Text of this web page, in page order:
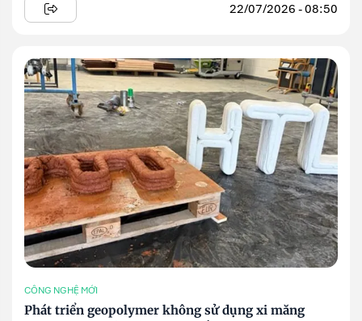
22/07/2026 - 08:50
CÔNG NGHỆ MỚI
Phát triển geopolymer không sử dụng xi măng